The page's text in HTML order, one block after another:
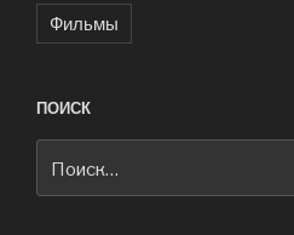
Фильмы
ПОИСК